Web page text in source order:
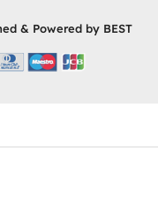
& Powered by BEST